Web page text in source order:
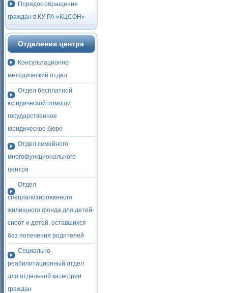
Порядок обращения
граждан в КУ РА «КЦСОН»
Отделения центра
Консультационно-
методический отдел
Отдел бесплатной
юридической помощи
государственное
юридическое бюро
Отдел семейного
многофункционального
центра
Отдел
специализированного
жилищного фонда для детей-
сирот и детей, оставшихся
без попечения родителей
Социально-
реабилитационный отдел
для отдельной категории
граждан